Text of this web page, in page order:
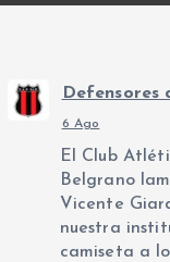
Defensores
6 Ago
El Club
Belgrano
Vicente
nuestra
camiseta a